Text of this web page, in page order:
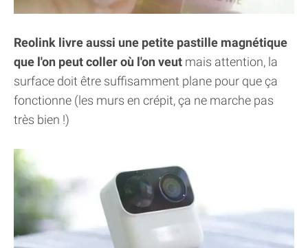
Reolink livre aussi une petite pastille magnétique
que l'on peut coller où l'on veut mais attention, la
surface doit être suffisamment plane pour que ça
fonctionne (les murs en crépit, ça ne marche pas
très bien !)